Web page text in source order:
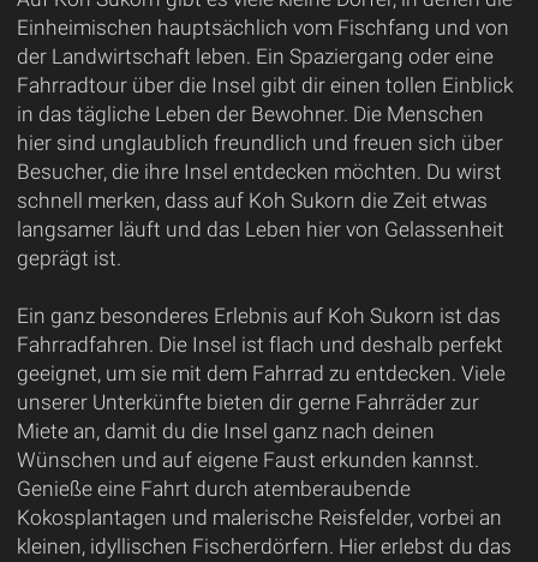
Einheimischen hauptsächlich vom Fischfang und von
der Landwirtschaft leben. Ein Spaziergang oder eine
Fahrradtour über die Insel gibt dir einen tollen Einblick
in das tägliche Leben der Bewohner. Die Menschen
hier sind unglaublich freundlich und freuen sich über
Besucher, die ihre Insel entdecken möchten. Du wirst
schnell merken, dass auf Koh Sukorn die Zeit etwas
langsamer läuft und das Leben hier von Gelassenheit
geprägt ist.
Ein ganz besonderes Erlebnis auf Koh Sukorn ist das
Fahrradfahren. Die Insel ist flach und deshalb perfekt
geeignet, um sie mit dem Fahrrad zu entdecken. Viele
unserer Unterkünfte bieten dir gerne Fahrräder zur
Miete an, damit du die Insel ganz nach deinen
Wünschen und auf eigene Faust erkunden kannst.
Genieße eine Fahrt durch atemberaubende
Kokosplantagen und malerische Reisfelder, vorbei an
kleinen, idyllischen Fischerdörfern. Hier erlebst du das